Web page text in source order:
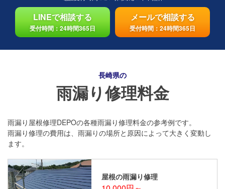
LINEで相談する
受付時間：24時間365日
メールで相談する
受付時間：24時間365日
長崎県の
雨漏り修理料金
雨漏り屋根修理DEPOの各種雨漏り修理料金の参考例です。
雨漏り修理の費用は、雨漏りの場所と原因によって大きく変動し
ます。
屋根の雨漏り修理